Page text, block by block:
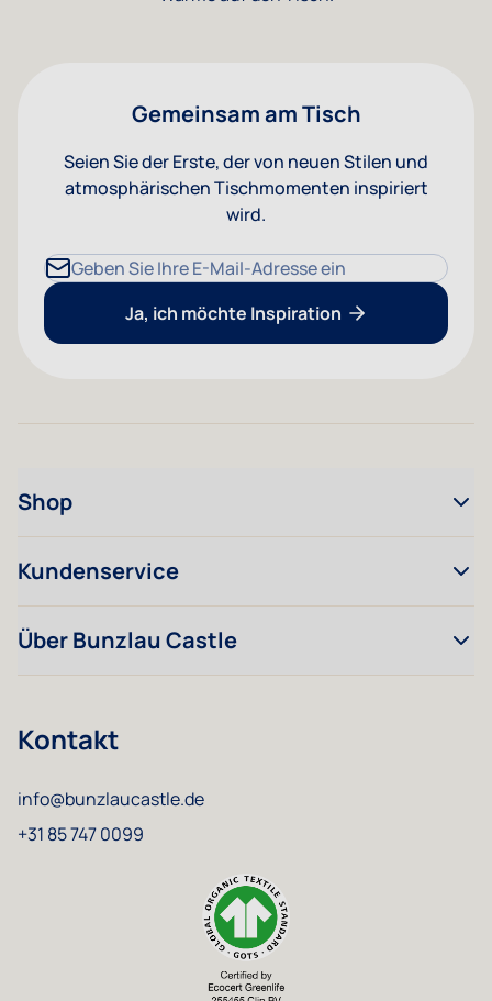
Gemeinsam am Tisch
Seien Sie der Erste, der von neuen Stilen und
atmosphärischen Tischmomenten inspiriert
wird.
E-Mailadresse
Ja, ich möchte Inspiration
Shop
Kundenservice
Über Bunzlau Castle
Kontakt
info@bunzlaucastle.de
+31 85 747 0099